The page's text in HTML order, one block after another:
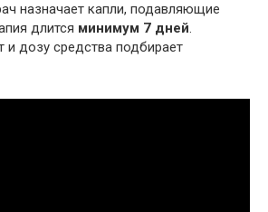
назначает капли, подавляющие
длится минимум 7 дней.
и дозу средства подбирает